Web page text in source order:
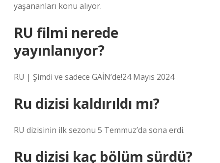
yaşananları konu alıyor.
RU filmi nerede
yayınlanıyor?
RU | Şimdi ve sadece GAİN’de!24 Mayıs 2024
Ru dizisi kaldırıldı mı?
RU dizisinin ilk sezonu 5 Temmuz’da sona erdi.
Ru dizisi kaç bölüm sürdü?